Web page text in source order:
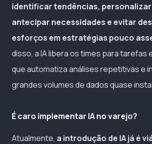
identificar tendências,
antecipar necessidades e evitar
esforços em estratégias pouco
disso, a IA libera os times para tarefas
que automatiza análises repetitivas e
grandes volumes de dados quase
É caro implementar IA no varejo?
Atualmente, a introdução de IA já é